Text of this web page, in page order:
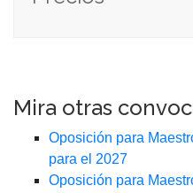
Mira otras
Oposición para
para el 2027
Oposición para